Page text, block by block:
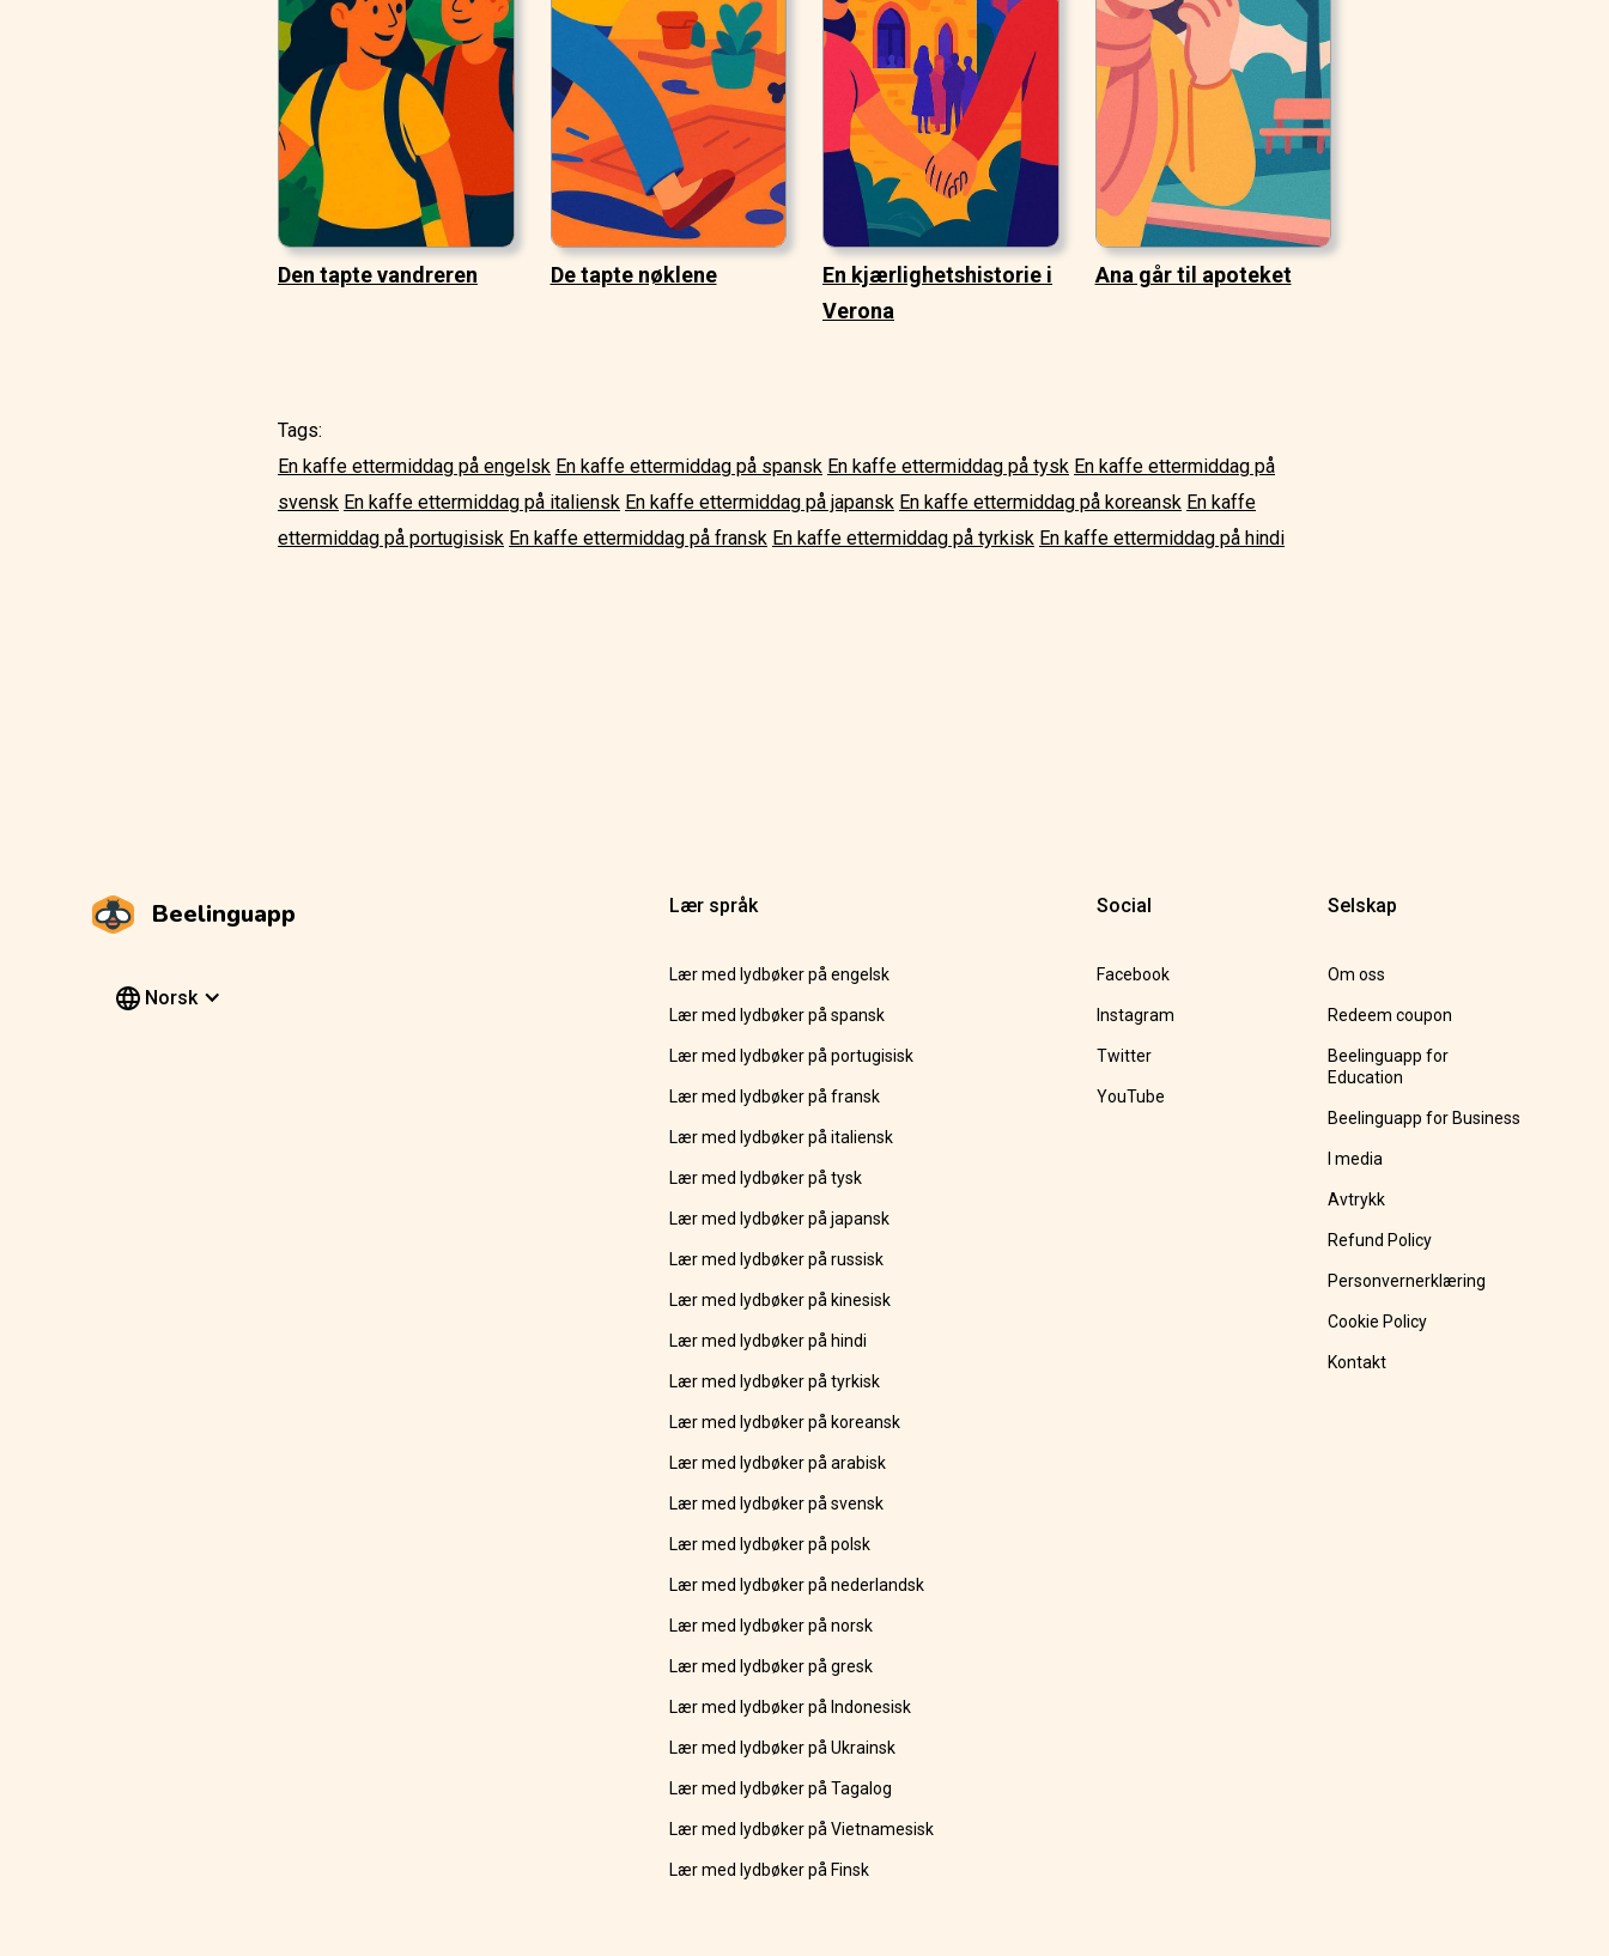
Den tapte vandreren De tapte nøklene
En kjærlighetshistorie i
Verona
Ana går til apoteket
Tags:
En kaffe ettermiddag på engelsk En kaffe ettermiddag på spansk En kaffe ettermiddag på tysk En kaffe ettermiddag på
svensk En kaffe ettermiddag på italiensk En kaffe ettermiddag på japansk En kaffe ettermiddag på koreansk En kaffe
ettermiddag på portugisisk En kaffe ettermiddag på fransk En kaffe ettermiddag på tyrkisk En kaffe ettermiddag på hindi
Beelinguapp
Norsk
Lær språk
Lær med lydbøker på engelsk
Lær med lydbøker på spansk
Lær med lydbøker på portugisisk
Lær med lydbøker på fransk
Lær med lydbøker på italiensk
Lær med lydbøker på tysk
Lær med lydbøker på japansk
Lær med lydbøker på russisk
Lær med lydbøker på kinesisk
Lær med lydbøker på hindi
Lær med lydbøker på tyrkisk
Lær med lydbøker på koreansk
Lær med lydbøker på arabisk
Lær med lydbøker på svensk
Lær med lydbøker på polsk
Lær med lydbøker på nederlandsk
Lær med lydbøker på norsk
Lær med lydbøker på gresk
Lær med lydbøker på Indonesisk
Lær med lydbøker på Ukrainsk
Lær med lydbøker på Tagalog
Lær med lydbøker på Vietnamesisk
Lær med lydbøker på Finsk
Social
Facebook
Instagram
Twitter
YouTube
Selskap
Om oss
Redeem coupon
Beelinguapp for
Education
Beelinguapp for Business
I media
Avtrykk
Refund Policy
Personvernerklæring
Cookie Policy
Kontakt